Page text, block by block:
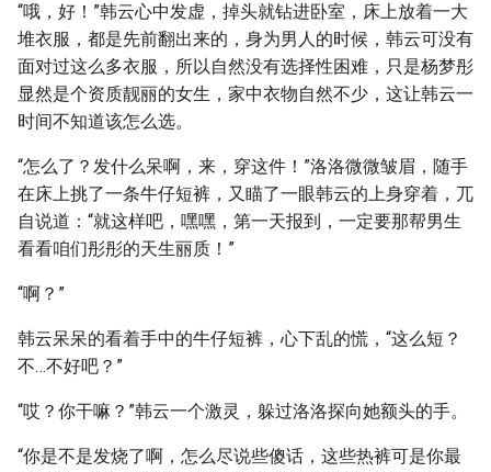
“哦，好！”韩云心中发虚，掉头就钻进卧室，床上放着一大
堆衣服，都是先前翻出来的，身为男人的时候，韩云可没有
面对过这么多衣服，所以自然没有选择性困难，只是杨梦彤
显然是个资质靓丽的女生，家中衣物自然不少，这让韩云一
时间不知道该怎么选。
“怎么了？发什么呆啊，来，穿这件！”洛洛微微皱眉，随手
在床上挑了一条牛仔短裤，又瞄了一眼韩云的上身穿着，兀
自说道：“就这样吧，嘿嘿，第一天报到，一定要那帮男生
看看咱们彤彤的天生丽质！”
“啊？”
韩云呆呆的看着手中的牛仔短裤，心下乱的慌，“这么短？
不…不好吧？”
“哎？你干嘛？”韩云一个激灵，躲过洛洛探向她额头的手。
“你是不是发烧了啊，怎么尽说些傻话，这些热裤可是你最